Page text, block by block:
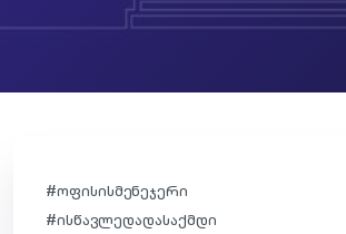
#ოფისისმენეჯერი
#ისწავლედადასაქმდი